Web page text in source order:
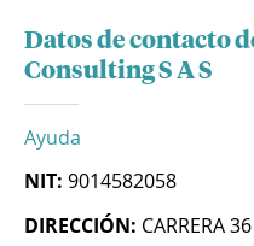
Datos de contacto
Consulting S A S
Ayuda
NIT: 9014582058
DIRECCIÓN: CARRERA